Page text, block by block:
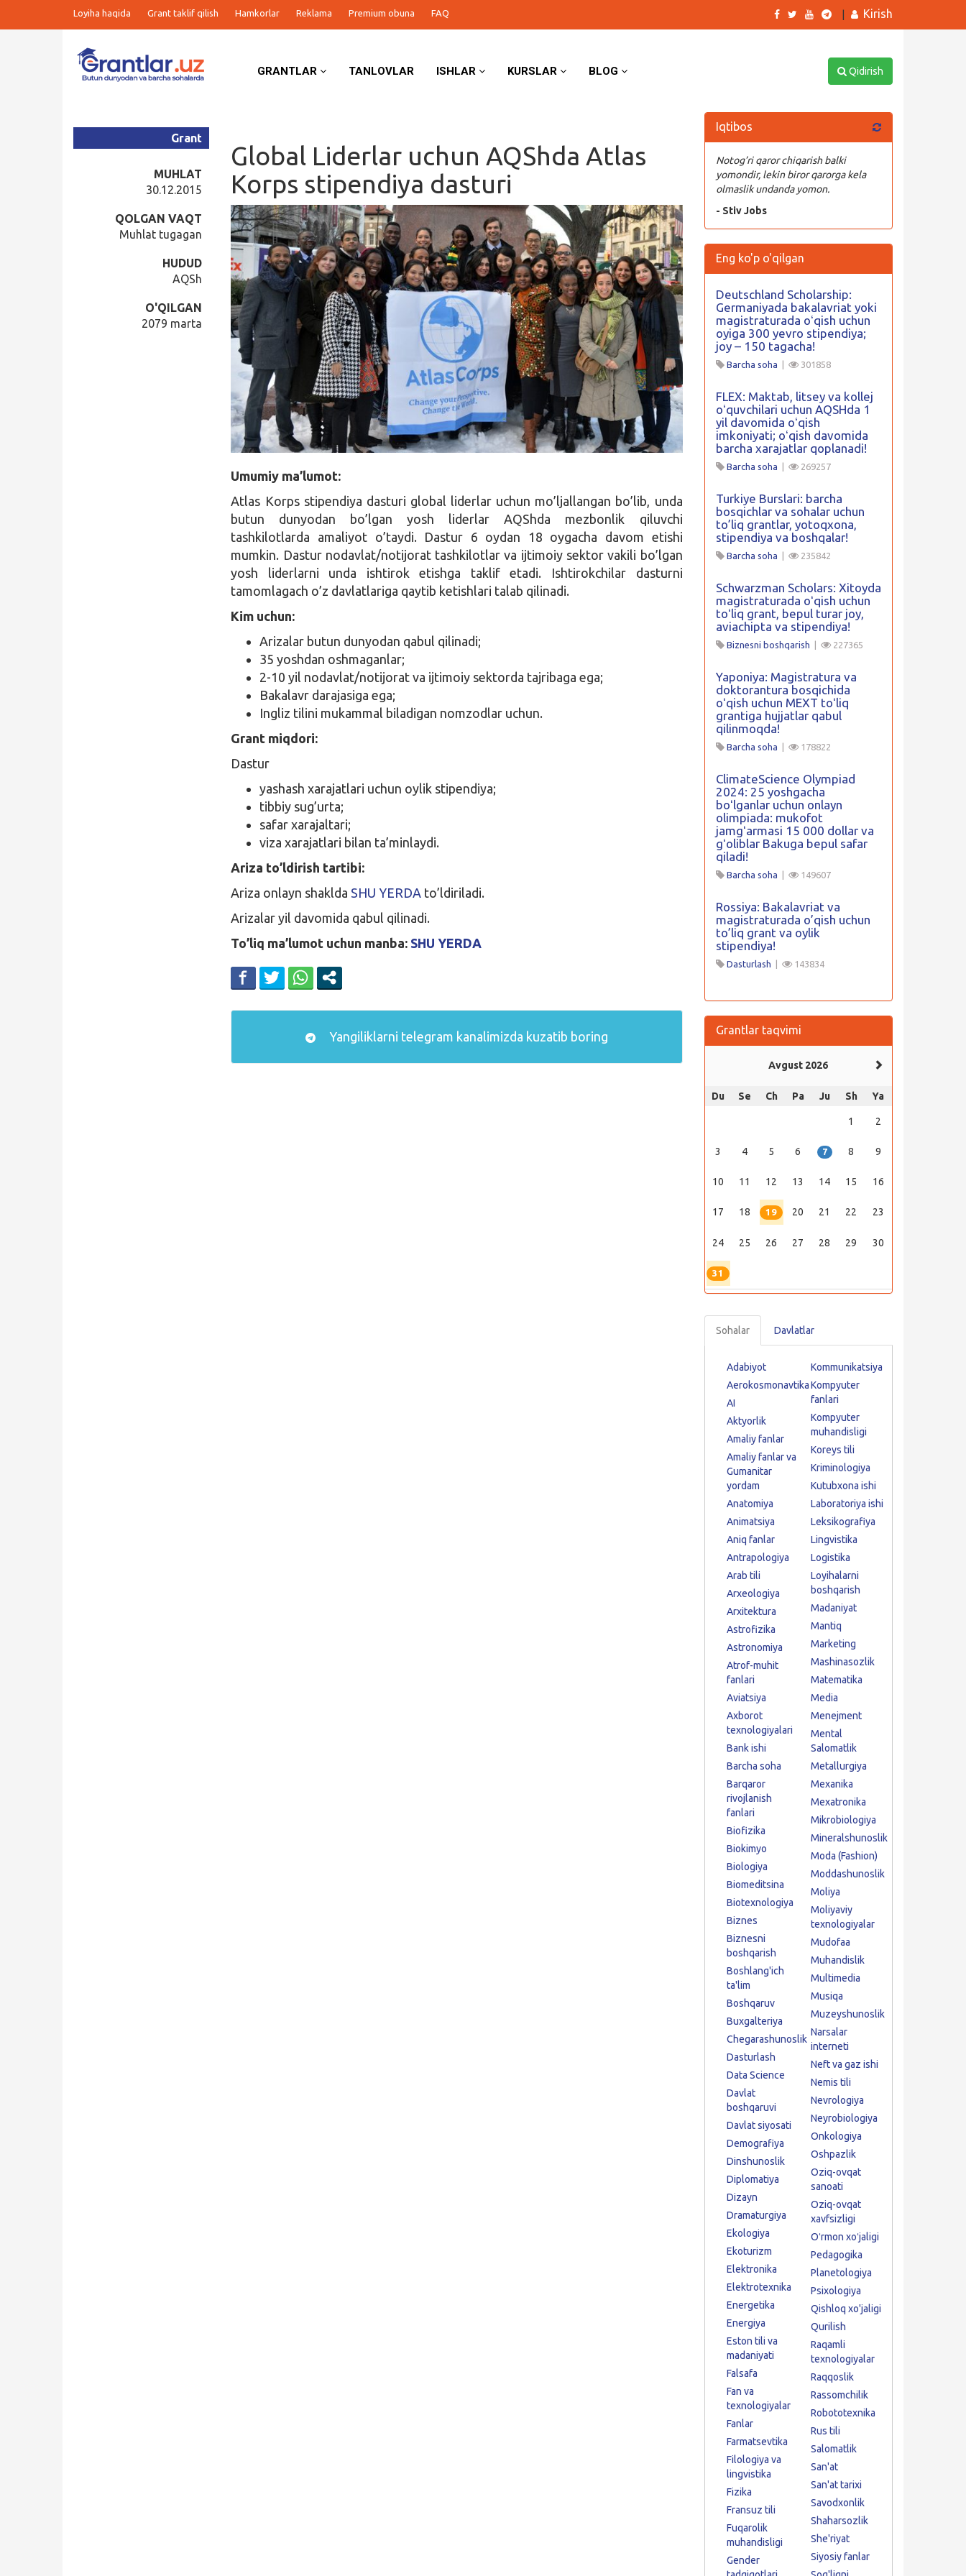
Loyiha haqida Grant taklif qilish Hamkorlar Reklama Premium obuna FAQ Kirish
GRANTLAR TANLOVLAR ISHLAR KURSLAR BLOG Qidirish
Global Liderlar uchun AQShda Atlas
Korps stipendiya dasturi
Grant
MUHLAT
30.12.2015
QOLGAN VAQT
Muhlat tugagan
HUDUD
AQSh
O'QILGAN
2079 marta
Umumiy ma’lumot:
Atlas Korps stipendiya dasturi global liderlar uchun mo’ljallangan bo’lib, unda
butun dunyodan bo’lgan yosh liderlar AQShda mezbonlik qiluvchi
tashkilotlarda amaliyot o’taydi. Dastur 6 oydan 18 oygacha davom etishi
mumkin. Dastur nodavlat/notijorat tashkilotlar va ijtimoiy sektor vakili bo’lgan
yosh liderlarni unda ishtirok etishga taklif etadi. Ishtirokchilar dasturni
tamomlagach o’z davlatlariga qaytib ketishlari talab qilinadi.
Kim uchun:
Arizalar butun dunyodan qabul qilinadi;
35 yoshdan oshmaganlar;
2-10 yil nodavlat/notijorat va ijtimoiy sektorda tajribaga ega;
Bakalavr darajasiga ega;
Ingliz tilini mukammal biladigan nomzodlar uchun.
Grant miqdori:
Dastur
yashash xarajatlari uchun oylik stipendiya;
tibbiy sug’urta;
safar xarajaltari;
viza xarajatlari bilan ta’minlaydi.
Ariza to’ldirish tartibi:
Ariza onlayn shaklda SHU YERDA to’ldiriladi.
Arizalar yil davomida qabul qilinadi.
To’liq ma’lumot uchun manba: SHU YERDA
Yangiliklarni telegram kanalimizda kuzatib boring
Iqtibos
Notog’ri qaror chiqarish balki
yomondir, lekin biror qarorga kela
olmaslik undanda yomon.
- Stiv Jobs
Eng ko'p o'qilgan
Deutschland Scholarship:
Germaniyada bakalavriat yoki
magistraturada oʻqish uchun
oyiga 300 yevro stipendiya;
joy – 150 tagacha!
Barcha soha 301858
FLEX: Maktab, litsey va kollej
oʻquvchilari uchun AQSHda 1
yil davomida oʻqish
imkoniyati; oʻqish davomida
barcha xarajatlar qoplanadi!
Barcha soha 269257
Turkiye Burslari: barcha
bosqichlar va sohalar uchun
to’liq grantlar, yotoqxona,
stipendiya va boshqalar!
Barcha soha 235842
Schwarzman Scholars: Xitoyda
magistraturada oʻqish uchun
toʻliq grant, bepul turar joy,
aviachipta va stipendiya!
Biznesni boshqarish 227365
Yaponiya: Magistratura va
doktorantura bosqichida
oʻqish uchun MEXT toʻliq
grantiga hujjatlar qabul
qilinmoqda!
Barcha soha 178822
ClimateScience Olympiad
2024: 25 yoshgacha
boʻlganlar uchun onlayn
olimpiada: mukofot
jamgʻarmasi 15 000 dollar va
gʻoliblar Bakuga bepul safar
qiladi!
Barcha soha 149607
Rossiya: Bakalavriat va
magistraturada o’qish uchun
to’liq grant va oylik
stipendiya!
Dasturlash 143834
Grantlar taqvimi
Avgust 2026
Du Se Ch Pa Ju Sh Ya
1 2
3 4 5 6 7 8 9
10 11 12 13 14 15 16
17 18 19 20 21 22 23
24 25 26 27 28 29 30
31
Sohalar Davlatlar
Adabiyot
Aerokosmonavtika
AI
Aktyorlik
Amaliy fanlar
Amaliy fanlar va
Gumanitar
yordam
Anatomiya
Animatsiya
Aniq fanlar
Antrapologiya
Arab tili
Arxeologiya
Arxitektura
Astrofizika
Astronomiya
Atrof-muhit
fanlari
Aviatsiya
Axborot
texnologiyalari
Bank ishi
Barcha soha
Barqaror
rivojlanish
fanlari
Biofizika
Biokimyo
Biologiya
Biomeditsina
Biotexnologiya
Biznes
Biznesni
boshqarish
Boshlang'ich
ta'lim
Boshqaruv
Buxgalteriya
Chegarashunoslik
Dasturlash
Data Science
Davlat
boshqaruvi
Davlat siyosati
Demografiya
Dinshunoslik
Diplomatiya
Dizayn
Dramaturgiya
Ekologiya
Ekoturizm
Elektronika
Elektrotexnika
Energetika
Energiya
Eston tili va
madaniyati
Falsafa
Fan va
texnologiyalar
Fanlar
Farmatsevtika
Filologiya va
lingvistika
Fizika
Fransuz tili
Fuqarolik
muhandisligi
Gender
Kommunikatsiya
Kompyuter
fanlari
Kompyuter
muhandisligi
Koreys tili
Kriminologiya
Kutubxona ishi
Laboratoriya ishi
Leksikografiya
Lingvistika
Logistika
Loyihalarni
boshqarish
Madaniyat
Mantiq
Marketing
Mashinasozlik
Matematika
Media
Menejment
Mental
Salomatlik
Metallurgiya
Mexanika
Mexatronika
Mikrobiologiya
Mineralshunoslik
Moda (Fashion)
Moddashunoslik
Moliya
Moliyaviy
texnologiyalar
Mudofaa
Muhandislik
Multimedia
Musiqa
Muzeyshunoslik
Narsalar
interneti
Neft va gaz ishi
Nemis tili
Nevrologiya
Neyrobiologiya
Onkologiya
Oshpazlik
Oziq-ovqat
sanoati
Oziq-ovqat
xavfsizligi
Oʻrmon xoʻjaligi
Pedagogika
Planetologiya
Psixologiya
Qishloq xo'jaligi
Qurilish
Raqamli
texnologiyalar
Raqqoslik
Rassomchilik
Robototexnika
Rus tili
Salomatlik
San'at
San'at tarixi
Savodxonlik
Shaharsozlik
She'riyat
Siyosiy fanlar